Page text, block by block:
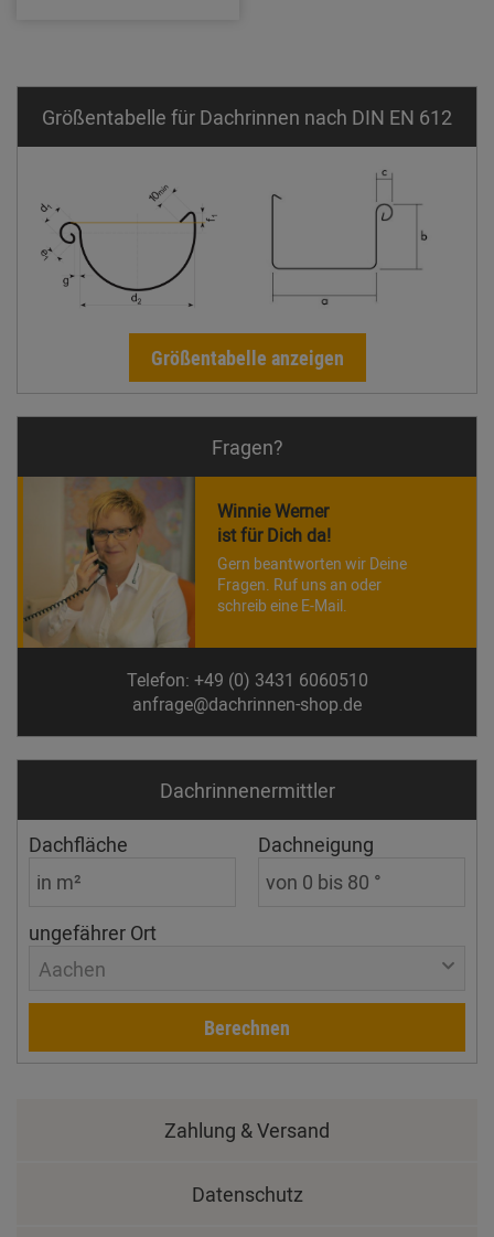
Größentabelle für Dachrinnen nach DIN EN 612
Größentabelle anzeigen
Fragen?
Winnie Werner
ist für Dich da!
Gern beantworten wir Deine
Fragen. Ruf uns an oder
schreib eine E-Mail.
Telefon: +49 (0) 3431 6060510
anfrage@dachrinnen-shop.de
Dachrinnen­ermittler
Dachfläche Dachneigung
ungefährer Ort
Aachen
Berechnen
Zahlung & Versand
Datenschutz